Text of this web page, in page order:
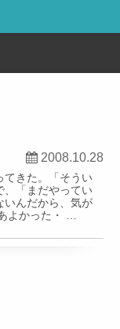
2008.10.28
きた。「そうい
、「まだやってい
いんだから、気が
よかった・ …